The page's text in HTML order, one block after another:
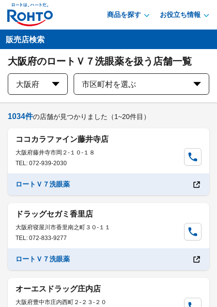
商品を探す お役立ち情報
販売店検索
大阪府のロートＶ７洗眼薬を扱う店舗一覧
大阪府 市区町村を選ぶ
1034件の店舗が見つかりました （1~20件目）
ココカラファイン藤井寺店
大阪府藤井寺市岡２-１０-１８
TEL: 072-939-2030
ロートＶ７洗眼薬
ドラッグセガミ香里店
大阪府寝屋川市香里南之町３０-１１
TEL: 072-833-9277
ロートＶ７洗眼薬
オーエスドラッグ庄内店
大阪府豊中市庄内西町２-２３-２０